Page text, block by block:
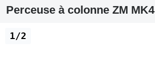
Perceuse à colonne ZM MK4
1/2